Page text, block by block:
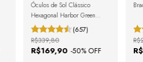
Óculos de Sol Clássico
Hexagonal Harbor Green
Gold
(657)
R$169,90-50% OFF
R$339,80